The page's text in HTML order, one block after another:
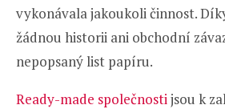
vykonávala jakoukoli činnost.
žádnou historii ani obchodní
nepopsaný list papíru.
Ready-made společnostijsou k